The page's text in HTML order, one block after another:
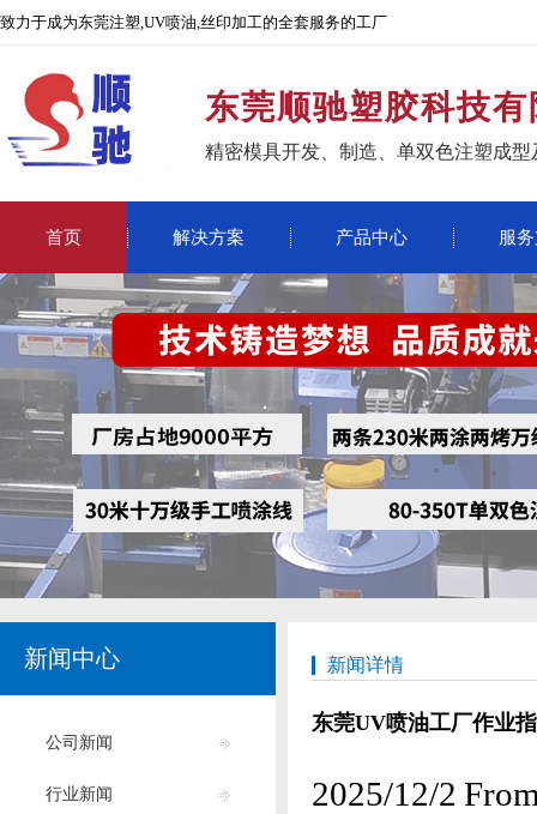
致力于成为东莞注塑,UV喷油,丝印加工的全套服务的工厂
东莞顺驰塑胶科技
精密模具开发、制造、单双色注塑成
首页 解决方案 产品中心 服
新闻中心
公司新闻
行业新闻
新闻详情
东莞UV喷油工厂作业
2025/12/2